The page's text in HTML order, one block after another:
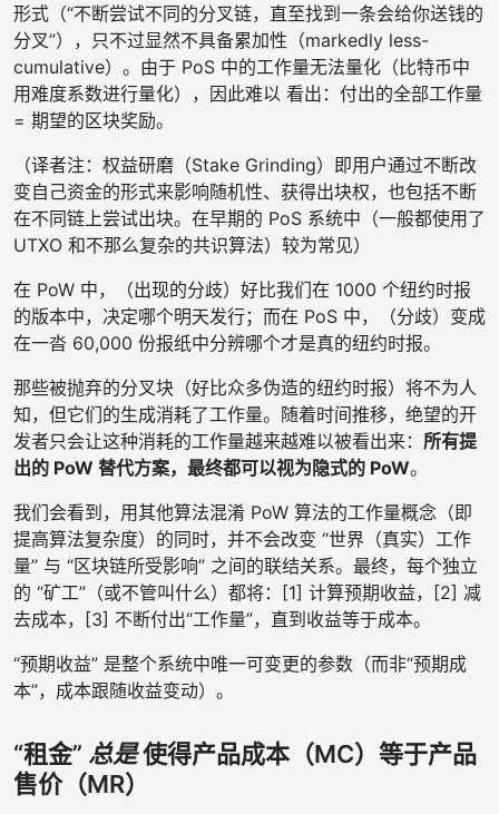
形式（“不断尝试不同的分叉链，直至找到一条会给你送钱的
分叉”），只不过显然不具备累加性（markedly less-
cumulative）。由于 PoS 中的工作量无法量化（比特币中
用难度系数进行量化），因此难以 看出：付出的全部工作量
= 期望的区块奖励。
（译者注：权益研磨（Stake Grinding）即用户通过不断改
变自己资金的形式来影响随机性、获得出块权，也包括不断
在不同链上尝试出块。在早期的 PoS 系统中（一般都使用了
UTXO 和不那么复杂的共识算法）较为常见）
在 PoW 中，（出现的分歧）好比我们在 1000 个纽约时报
的版本中，决定哪个明天发行；而在 PoS 中，（分歧）变成
在一沓 60,000 份报纸中分辨哪个才是真的纽约时报。
那些被抛弃的分叉块（好比众多伪造的纽约时报）将不为人
知，但它们的生成消耗了工作量。随着时间推移，绝望的开
发者只会让这种消耗的工作量越来越难以被看出来： 所有提
出的 PoW 替代方案，最终都可以视为隐式的 PoW。
我们会看到，用其他算法混淆 PoW 算法的工作量概念（即
提高算法复杂度）的同时，并不会改变 “世界（真实）工作
量” 与 “区块链所受影响” 之间的联结关系。最终，每个独立
的 “矿工”（或不管叫什么）都将：[1] 计算预期收益，[2] 减
去成本，[3] 不断付出“工作量”，直到收益等于成本。
“预期收益” 是整个系统中唯一可变更的参数（而非“预期成
本”，成本跟随收益变动）。
“租金” 总是使得产品成本（MC）等于产品
售价（MR）